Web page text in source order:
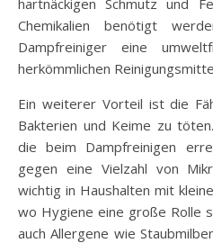
Chemikalien benötigt
Dampfreiniger eine
herkömmlichen
Ein weiterer Vorteil ist die
Bakterien und Keime zu
die beim Dampfreinigen
gegen eine Vielzahl von
wichtig in Haushalten mit
wo Hygiene eine große Rolle
auch Allergene wie